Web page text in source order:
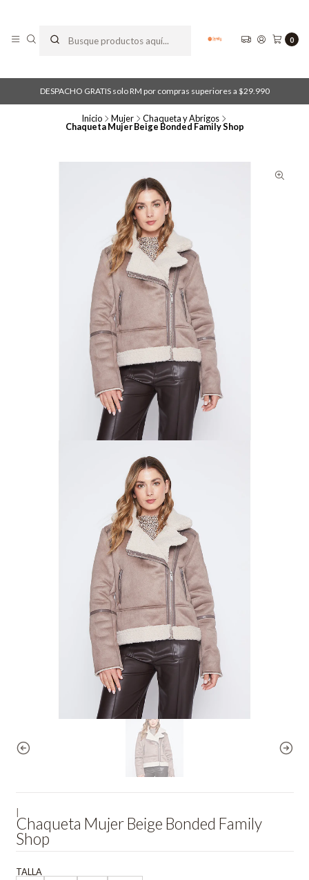
0
DESPACHO GRATIS solo RM por compras superiores a $29.990
Inicio Mujer Chaqueta y Abrigos
Chaqueta Mujer Beige Bonded Family Shop
Chaqueta Mujer Beige Bonded Family
Shop
TALLA